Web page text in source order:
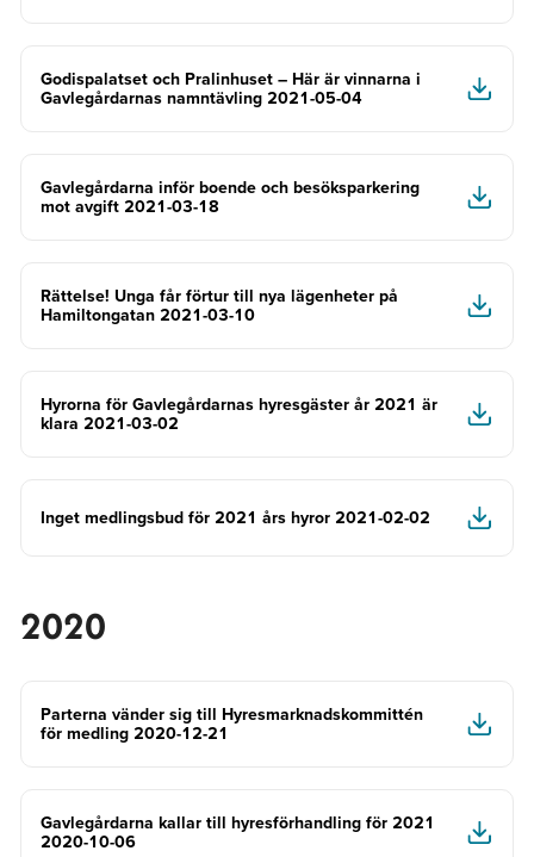
Godispalatset och Pralinhuset – Här är vinnarna i
Gavlegårdarnas namntävling 2021-05-04
Gavlegårdarna inför boende och besöksparkering
mot avgift 2021-03-18
Rättelse! Unga får förtur till nya lägenheter på
Hamiltongatan 2021-03-10
Hyrorna för Gavlegårdarnas hyresgäster år 2021 är
klara 2021-03-02
Inget medlingsbud för 2021 års hyror 2021-02-02
2020
Parterna vänder sig till Hyresmarknadskommittén
för medling 2020-12-21
Gavlegårdarna kallar till hyresförhandling för 2021
2020-10-06